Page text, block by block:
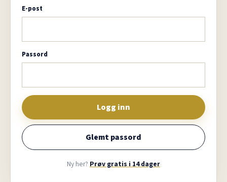
E-post
Passord
Logg inn
Glemt passord
Ny her? Prøv gratis i 14 dager